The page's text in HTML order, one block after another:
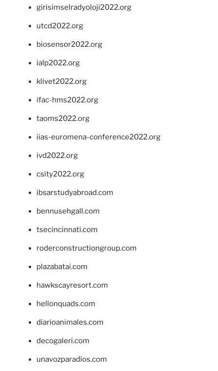
girisimselradyoloji2022.org
utcd2022.org
biosensor2022.org
ialp2022.org
klivet2022.org
ifac-hms2022.org
taoms2022.org
iias-euromena-conference2022.org
ivd2022.org
csity2022.org
ibsarstudyabroad.com
bennusehgall.com
tsecincinnati.com
roderconstructiongroup.com
plazabatai.com
hawkscayresort.com
hellonquads.com
diarioanimales.com
decogaleri.com
unavozparadios.com